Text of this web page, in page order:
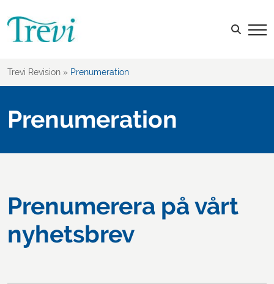
Sök efter:
Trevi Revision » Prenumeration
Prenumeration
Prenumerera på vårt
nyhetsbrev